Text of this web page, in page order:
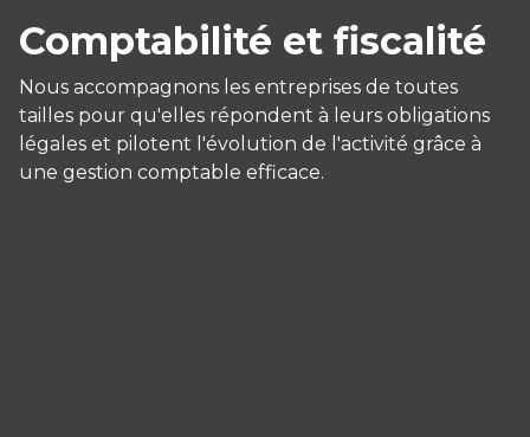
Comptabilité et fiscalité
Nous accompagnons les entreprises de toutes
tailles pour qu'elles répondent à leurs obligations
légales et pilotent l'évolution de l'activité grâce à
une gestion comptable efficace.